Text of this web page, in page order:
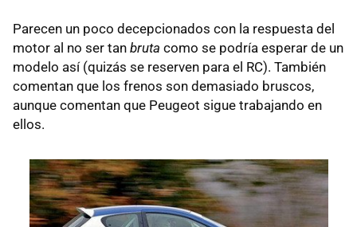
Parecen un poco decepcionados con la respuesta del
motor al no ser tan bruta como se podría esperar de un
modelo así (quizás se reserven para el RC). También
comentan que los frenos son demasiado bruscos,
aunque comentan que Peugeot sigue trabajando en
ellos.